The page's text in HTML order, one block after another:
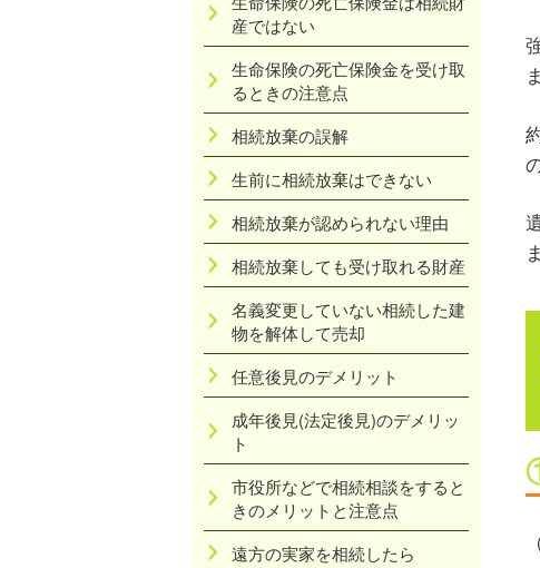
産ではない
生命保険の死亡保険金を受け取
るときの注意点
相続放棄の誤解
生前に相続放棄はできない
相続放棄が認められない理由
相続放棄しても受け取れる財産
名義変更していない相続した建
物を解体して売却
任意後見のデメリット
成年後見(法定後見)のデメリッ
ト
市役所などで相続相談をすると
きのメリットと注意点
遠方の実家を相続したら